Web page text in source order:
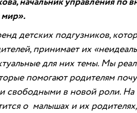
детских подгузников,
принимает их
для них темы. Мы
помогают родителям
свободными в новой роли. На
о малышах и их